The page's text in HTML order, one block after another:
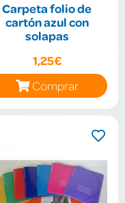
Carpeta folio de
cartón azul con
solapas
1,25€
Comprar